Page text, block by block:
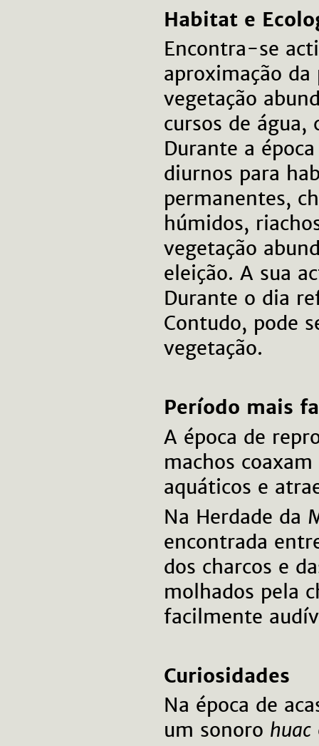
Habitat e
Encontra-se
aproximação
vegetação
cursos de água,
Durante a
diurnos para
permanentes,
húmidos,
vegetação
eleição. A sua
Durante o dia
Contudo, pode
vegetação.
Período mais
A época de
machos
aquáticos e
Na Herdade da
encontrada
dos charcos e
molhados pela
facilmente
Curiosidades
Na época de
um sonoro huac